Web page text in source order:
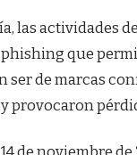
las actividades
que
ser de marcas
y provocaron
de noviembre